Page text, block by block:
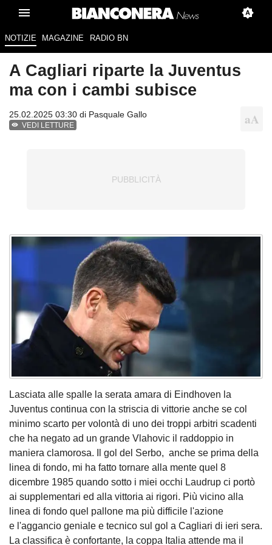
NOTIZIE MAGAZINE RADIO BN
A Cagliari riparte la Juventus
ma con i cambi subisce
25.02.2025 03:30 di Pasquale Gallo
VEDI LETTURE
Lasciata alle spalle la serata amara di Eindhoven la
Juventus continua con la striscia di vittorie anche se col
minimo scarto per volontà di uno dei troppi arbitri scadenti
che ha negato ad un grande Vlahovic il raddoppio in
maniera clamorosa. Il gol del Serbo, anche se prima della
linea di fondo, mi ha fatto tornare alla mente quel 8
dicembre 1985 quando sotto i miei occhi Laudrup ci portò
ai supplementari ed alla vittoria ai rigori. Più vicino alla
linea di fondo quel pallone ma più difficile l'azione
e l'aggancio geniale e tecnico sul gol a Cagliari di ieri sera.
La classifica è confortante, la coppa Italia attende ma il